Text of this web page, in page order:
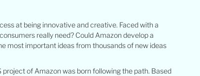
at being innovative and creative. Faced with a
really need? Could Amazon develop a
most important ideas from thousands of new ideas
of Amazon was born following the path. Based